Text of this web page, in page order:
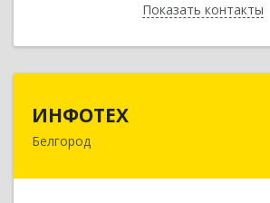
Показать контакты
Назад
ИНФОТЕХ
Белгород